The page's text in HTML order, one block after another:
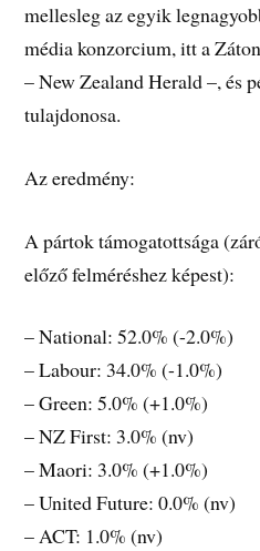
mellesleg az egyik
média konzorcium, itt a
– New Zealand Herald –, és
tulajdonosa.
Az eredmény:
A pártok támogatottsága
előző felméréshez képest):
– National: 52.0% (-2.0%)
– Labour: 34.0% (-1.0%)
– Green: 5.0% (+1.0%)
– NZ First: 3.0% (nv)
– Maori: 3.0% (+1.0%)
– United Future: 0.0% (nv)
– ACT: 1.0% (nv)